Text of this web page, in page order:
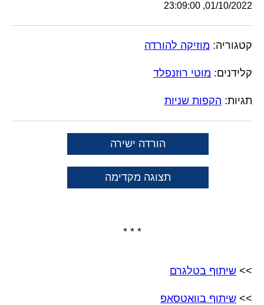
01/10/2022, 23:09:00
קטגוריה: מוזיקה להורדה
קלידנים: מוטי רוזנפלד
תגיות: הקפות שניות
הורדה ישירה
תצוגה מקדימה
* * *
>> שיתוף בטלגרם
>> שיתוף בוואטסאפ